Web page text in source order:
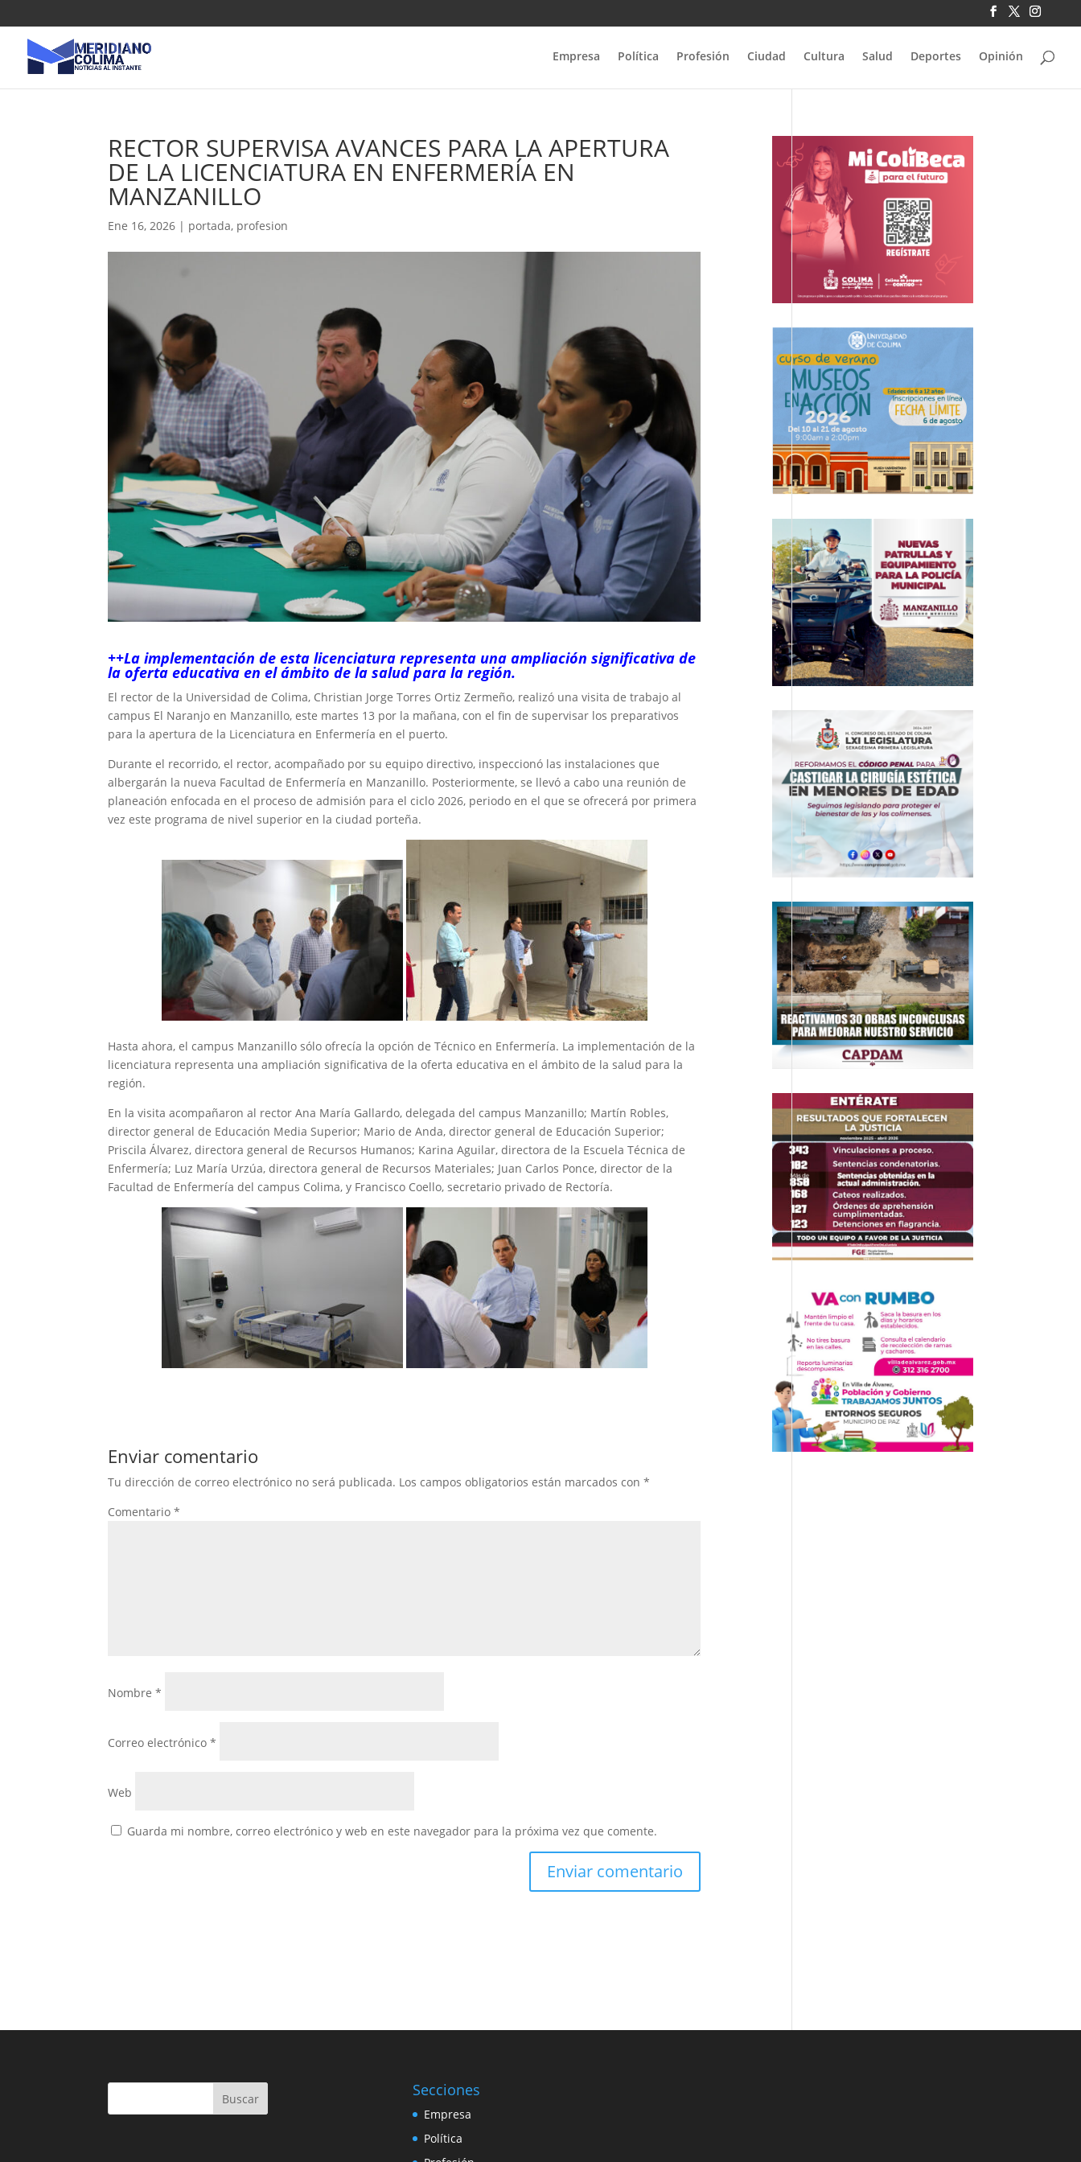
Empresa Política Profesión Ciudad Cultura Salud Deportes Opinión
RECTOR SUPERVISA AVANCES PARA LA APERTURA
DE LA LICENCIATURA EN ENFERMERÍA EN
MANZANILLO
Ene 16, 2026 | portada, profesion
++La implementación de esta licenciatura representa una ampliación significativa de
la oferta educativa en el ámbito de la salud para la región.
El rector de la Universidad de Colima, Christian Jorge Torres Ortiz Zermeño, realizó una visita de trabajo al
campus El Naranjo en Manzanillo, este martes 13 por la mañana, con el fin de supervisar los preparativos
para la apertura de la Licenciatura en Enfermería en el puerto.
Durante el recorrido, el rector, acompañado por su equipo directivo, inspeccionó las instalaciones que
albergarán la nueva Facultad de Enfermería en Manzanillo. Posteriormente, se llevó a cabo una reunión de
planeación enfocada en el proceso de admisión para el ciclo 2026, periodo en el que se ofrecerá por primera
vez este programa de nivel superior en la ciudad porteña.
Hasta ahora, el campus Manzanillo sólo ofrecía la opción de Técnico en Enfermería. La implementación de la
licenciatura representa una ampliación significativa de la oferta educativa en el ámbito de la salud para la
región.
En la visita acompañaron al rector Ana María Gallardo, delegada del campus Manzanillo; Martín Robles,
director general de Educación Media Superior; Mario de Anda, director general de Educación Superior;
Priscila Álvarez, directora general de Recursos Humanos; Karina Aguilar, directora de la Escuela Técnica de
Enfermería; Luz María Urzúa, directora general de Recursos Materiales; Juan Carlos Ponce, director de la
Facultad de Enfermería del campus Colima, y Francisco Coello, secretario privado de Rectoría.
Enviar comentario
Tu dirección de correo electrónico no será publicada. Los campos obligatorios están marcados con*
Comentario*
Nombre*
Correo electrónico*
Web
Guarda mi nombre, correo electrónico y web en este navegador para la próxima vez que comente.
Buscar Secciones
Empresa
Política